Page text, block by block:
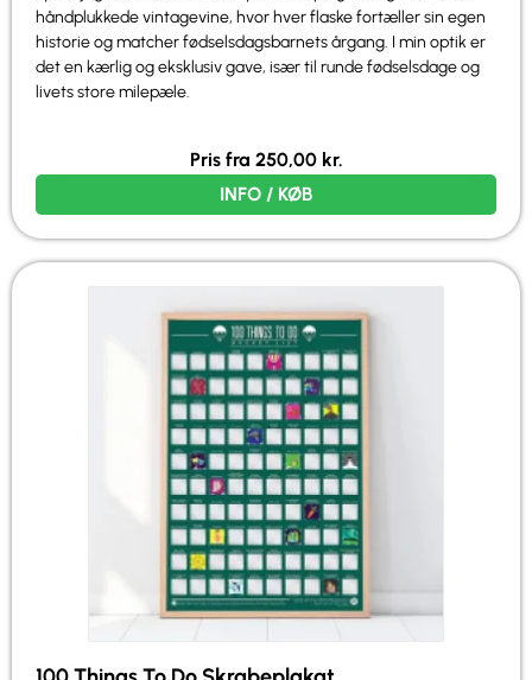
håndplukkede vintagevine, hvor hver flaske fortæller sin egen
historie og matcher fødselsdagsbarnets årgang. I min optik er
det en kærlig og eksklusiv gave, især til runde fødselsdage og
livets store milepæle.
Pris fra 250,00 kr.
INFO / KØB